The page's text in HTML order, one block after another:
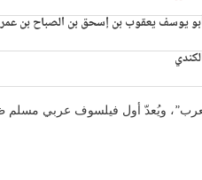
يوسف يعقوب بن إسحق بن الصباح بن
ويُعدّ أول فيلسوف عربي مسلم ظهر